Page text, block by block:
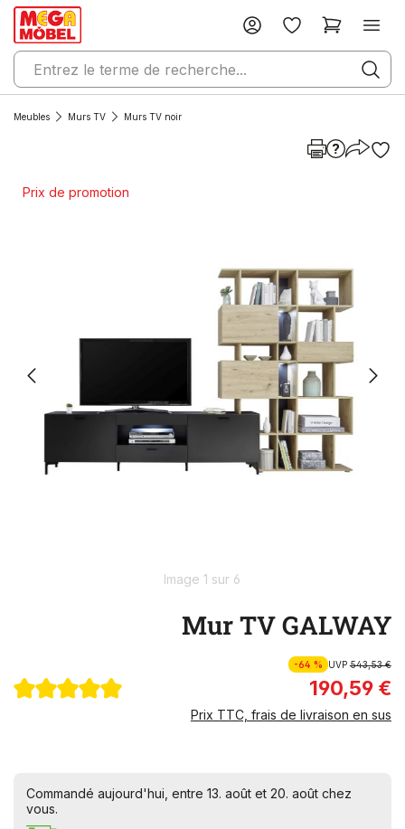
Meubles Murs TV Murs TV noir
Prix de promotion
Image 1 sur 6
Mur TV GALWAY
-64 % UVP543,53 €
190,59 €
Prix TTC, frais de livraison en sus
Commandé aujourd'hui, entre 13. août et 20. août chez
vous.